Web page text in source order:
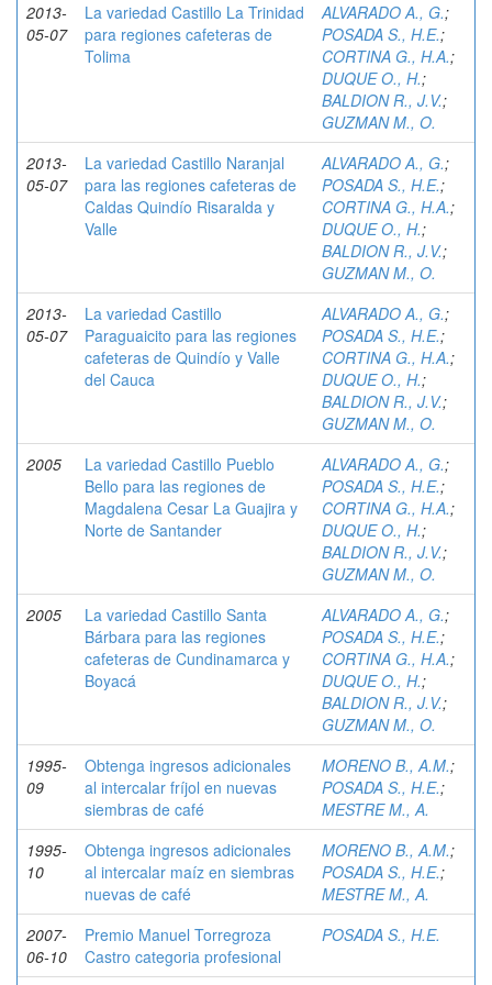
2013-
05-07
La variedad Castillo La Trinidad
para regiones cafeteras de
Tolima
ALVARADO A., G.;
POSADA S., H.E.;
CORTINA G., H.A.;
DUQUE O., H.;
BALDION R., J.V.;
GUZMAN M., O.
2013-
05-07
La variedad Castillo Naranjal
para las regiones cafeteras de
Caldas Quindío Risaralda y
Valle
ALVARADO A., G.;
POSADA S., H.E.;
CORTINA G., H.A.;
DUQUE O., H.;
BALDION R., J.V.;
GUZMAN M., O.
2013-
05-07
La variedad Castillo
Paraguaicito para las regiones
cafeteras de Quindío y Valle
del Cauca
ALVARADO A., G.;
POSADA S., H.E.;
CORTINA G., H.A.;
DUQUE O., H.;
BALDION R., J.V.;
GUZMAN M., O.
2005
La variedad Castillo Pueblo
Bello para las regiones de
Magdalena Cesar La Guajira y
Norte de Santander
ALVARADO A., G.;
POSADA S., H.E.;
CORTINA G., H.A.;
DUQUE O., H.;
BALDION R., J.V.;
GUZMAN M., O.
2005
La variedad Castillo Santa
Bárbara para las regiones
cafeteras de Cundinamarca y
Boyacá
ALVARADO A., G.;
POSADA S., H.E.;
CORTINA G., H.A.;
DUQUE O., H.;
BALDION R., J.V.;
GUZMAN M., O.
1995-
09
Obtenga ingresos adicionales
al intercalar fríjol en nuevas
siembras de café
MORENO B., A.M.;
POSADA S., H.E.;
MESTRE M., A.
1995-
10
Obtenga ingresos adicionales
al intercalar maíz en siembras
nuevas de café
MORENO B., A.M.;
POSADA S., H.E.;
MESTRE M., A.
2007-
06-10
Premio Manuel Torregroza
Castro categoria profesional
POSADA S., H.E.